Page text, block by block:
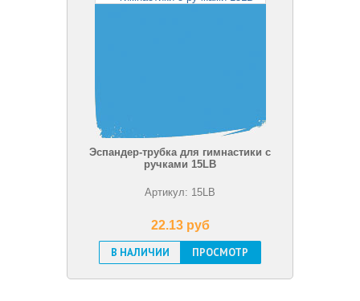
Эспандер-трубка для гимнастики с
ручками 15LB
Артикул: 15LB
22.13 pуб
В НАЛИЧИИ
ПРОСМОТР